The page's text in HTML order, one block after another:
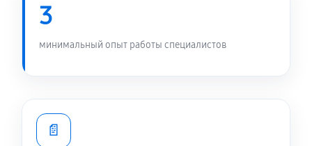
3
минимальный опыт работы специалистов
📄